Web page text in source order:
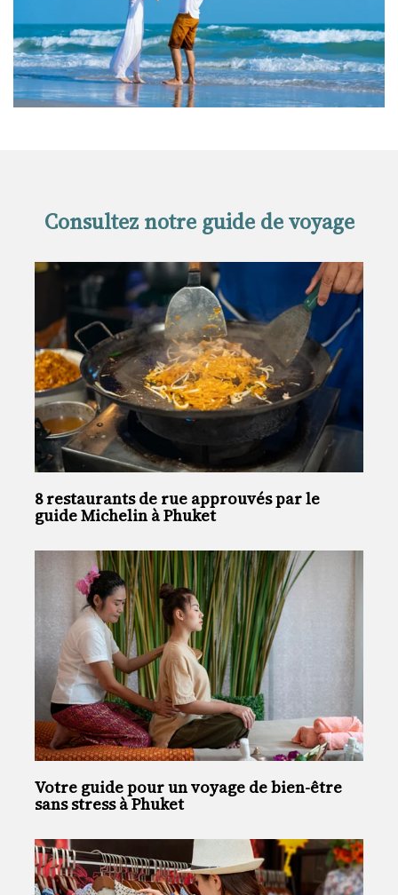
Consultez notre guide de voyage
8 restaurants de rue approuvés par le
guide Michelin à Phuket
Votre guide pour un voyage de bien-être
sans stress à Phuket